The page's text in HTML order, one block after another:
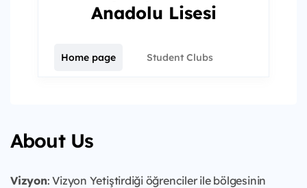
Anadolu Lisesi
Home page Student Clubs
About Us
Vizyon: Vizyon Yetiştirdiği öğrenciler ile bölgesinin